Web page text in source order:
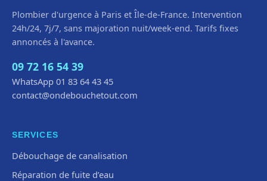
Plombier d'urgence à Paris et Île-de-France. Intervention
24h/24, 7j/7, sans majoration nuit/week-end. Tarifs fixes
annoncés à l'avance.
09 72 16 54 39
WhatsApp 01 83 64 43 45
contact@ondebouchetout.com
SERVICES
Débouchage de canalisation
Réparation de fuite d’eau